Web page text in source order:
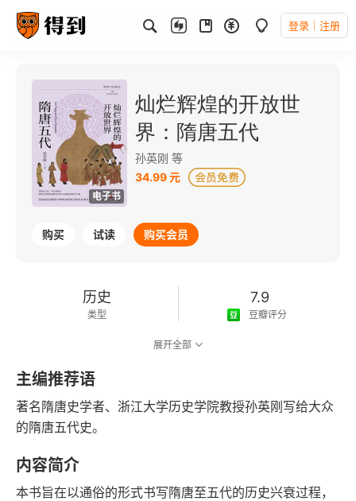
登录 注册
电子书
灿烂辉煌的开放世
界：隋唐五代
孙英刚 等
34.99 元
购买 试读 购买会员
历史
类型
7.9
豆瓣评分
2024-01-01
发行日期
展开全部
主编推荐语
著名隋唐史学者、浙江大学历史学院教授孙英刚写给大众
的隋唐五代史。
内容简介
本书旨在以通俗的形式书写隋唐至五代的历史兴衰过程，